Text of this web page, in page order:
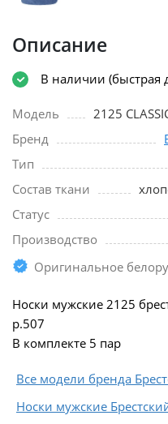
Описание
В наличии (быстрая
Модель
2125
Бренд
Тип
Состав ткани
Статус
Производство
Оригинальное
Носки мужские 2125
р.507
В комплекте 5 пар
Все модели бренда
Носки мужские